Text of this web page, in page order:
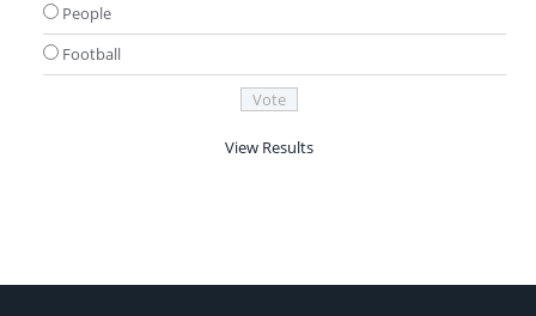
People
Football
View Results